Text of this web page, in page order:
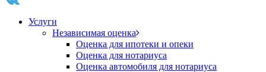
Услуги
Независимая оценка
Оценка для ипотеки и опеки
Оценка для нотариуса
Оценка автомобиля для нотариуса